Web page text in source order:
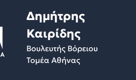
Δημήτρης
Καιρίδης
Βουλευτής Βόρειου
Τομέα Αθήνας